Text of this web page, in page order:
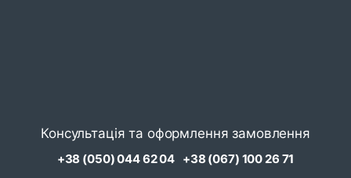
Консультація та оформлення замовлення
+38 (050) 044 62 04 +38 (067) 100 26 71